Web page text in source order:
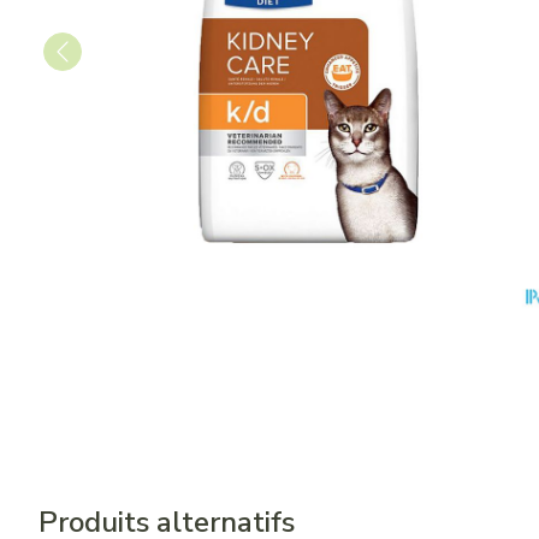
Produits alternatifs